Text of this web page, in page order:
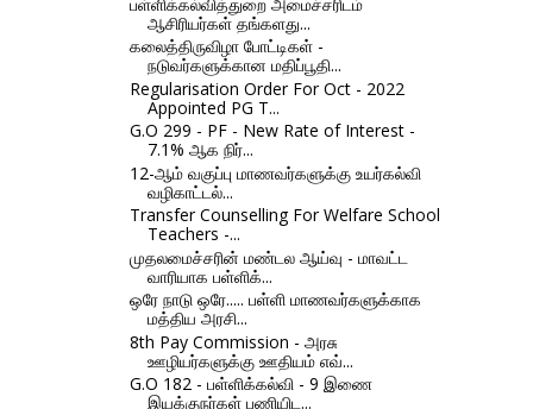
ஆசிரியர்கள் தங்களது...
கலைத்திருவிழா போட்டிகள் -
நடுவர்களுக்கான மதிப்பூதி...
Regularisation Order For Oct - 2022
Appointed PG T...
G.O 299 - PF - New Rate of Interest -
7.1% ஆக நிர்...
12-ஆம் வகுப்பு மாணவர்களுக்கு உயர்கல்வி
வழிகாட்டல்...
Transfer Counselling For Welfare School
Teachers -...
முதலமைச்சரின் மண்டல ஆய்வு - மாவட்ட
வாரியாக பள்ளிக்...
ஒரே நாடு ஒரே..... பள்ளி மாணவர்களுக்காக
மத்திய அரசி...
8th Pay Commission - அரசு
ஊழியர்களுக்கு ஊதியம் எவ்...
G.O 182 - பள்ளிக்கல்வி - 9 இணை
இயக்குநர்கள் பணியிட...